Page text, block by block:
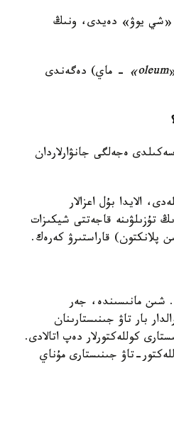
ونى «شي يوۋ» دەيدى، ونىڭ
oleum»
- ماي) دەگەندى
ەجەلگى جانۋارلاردان
الايدا بۇل اعزالار
تۇزىلۋىنە قاجەتتى شيكىزات
شىن مانىسىندە، جەر
بار تاۋ جىنىستارىنان
كوللەكتورلار دەپ اتالادى.
تاۋ جىنىستارى مۇناي